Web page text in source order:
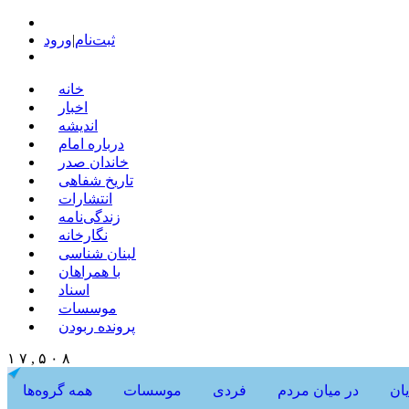
ثبت‌نام|ورود
خانه
اخبار
اندیشه
درباره امام
خاندان صدر
تاریخ شفاهی
انتشارات
زندگی‌نامه
نگارخانه
لبنان شناسی
با همراهان
اسناد
موسسات
پرونده ربودن
۱ ۷ , ۵ ۰ ۸
همه گروه‌ها موسسات فردی در میان مردم